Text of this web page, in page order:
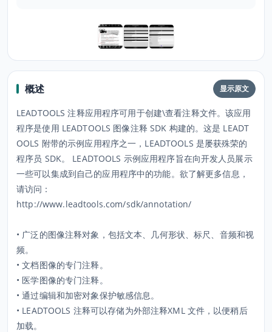
概述 显示原文
LEADTOOLS 注释应用程序可用于创建\查看注释文件。该应用
程序是使用 LEADTOOLS 图像注释 SDK 构建的。这是 LEADT
OOLS 附带的示例应用程序之一，LEADTOOLS 是屡获殊荣的
程序员 SDK。 LEADTOOLS 示例应用程序旨在向开发人员展示
一些可以集成到自己的应用程序中的功能。欲了解更多信息，
请访问：
http://www.leadtools.com/sdk/annotation/
• 广泛的图像注释对象，包括文本、几何形状、标尺、音频和视
频。
• 文档图像的专门注释。
• 医学图像的专门注释。
• 通过编辑和加密对象保护敏感信息。
• LEADTOOLS 注释可以存储为外部注释XML 文件，以便稍后
加载。